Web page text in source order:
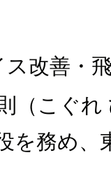
改善・
（こぐれ
を務め、